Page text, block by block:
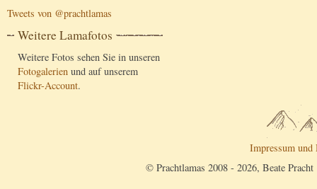
Tweets von @prachtlamas
Weitere Lamafotos
Weitere Fotos sehen Sie in unseren
Fotogalerien und auf unserem
Flickr-Account.
Impressum und
© Prachtlamas 2008 - 2026, Beate Pracht